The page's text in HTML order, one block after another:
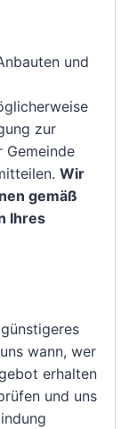
und
zur
Gemeinde
Wir
gemäß
Ihres
wann, wer
erhalten
und uns